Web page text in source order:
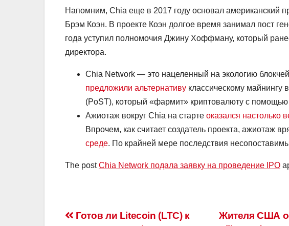
Напомним, Chia еще в 2017 году основал американский
Брэм Коэн. В проекте Коэн долгое время занимал пост
года уступил полномочия Джину Хоффману, который
директора.
Chia Network — это нацеленный на экологию
предложили альтернативу классическому майнингу
(PoST), который «фармит» криптовалюту с помощью
Ажиотаж вокруг Chia на старте оказался настолько
Впрочем, как считает создатель проекта, ажиотаж
среде. По крайней мере последствия
The postChia Network подала заявку на проведение IPO
Навигация
Жителя США
Готов ли Litecoin (LTC) к